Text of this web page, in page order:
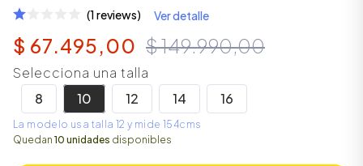
(1 reviews) Ver detalle
$ 67.495,00 $149.990,00
Selecciona una talla
8
10 12 14 16
La modelo usa talla 12 y mide 154cms
Quedan 10 unidades disponibles